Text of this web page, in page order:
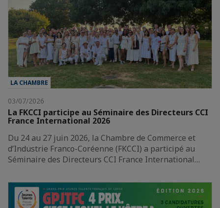
LA CHAMBRE
03/07/2026
La FKCCI participe au Séminaire des Directeurs CCI
France International 2026
Du 24 au 27 juin 2026, la Chambre de Commerce et
d’Industrie Franco-Coréenne (FKCCI) a participé au
Séminaire des Directeurs CCI France International…